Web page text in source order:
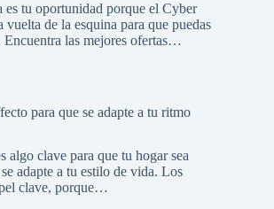
es tu oportunidad porque el Cyber
de la esquina para que puedas
las mejores ofertas…
para que se adapte a tu ritmo
algo clave para que tu hogar sea
adapte a tu estilo de vida. Los
clave, porque…